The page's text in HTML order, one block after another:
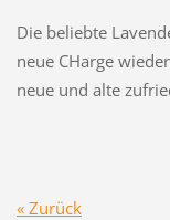
Die beliebte
neue CHarge
neue und alte
« Zurück